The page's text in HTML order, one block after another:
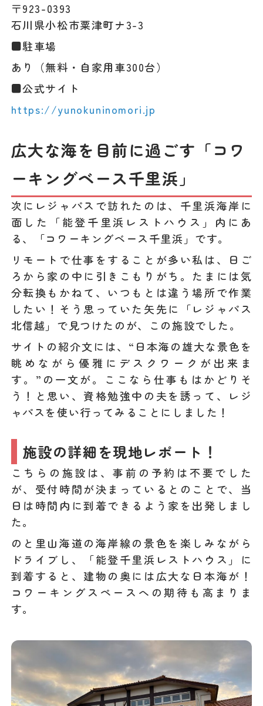
〒923-0393
石川県小松市粟津町ナ3-3
■駐車場
あり（無料・自家用車300台）
■公式サイト
https://yunokuninomori.jp
広大な海を目前に過ごす「コワ
ーキングベース千里浜」
次にレジャパスで訪れたのは、千里浜海岸に
面した「能登千里浜レストハウス」内にあ
る、「コワーキングベース千里浜」です。
リモートで仕事をすることが多い私は、日ご
ろから家の中に引きこもりがち。たまには気
分転換もかねて、いつもとは違う場所で作業
したい！そう思っていた矢先に「レジャパス
北信越」で見つけたのが、この施設でした。
サイトの紹介文には、“日本海の雄大な景色を
眺めながら優雅にデスクワークが出来ま
す。”の一文が。ここなら仕事もはかどりそ
う！と思い、資格勉強中の夫を誘って、レジ
ャパスを使い行ってみることにしました！
施設の詳細を現地レポート！
こちらの施設は、事前の予約は不要でした
が、受付時間が決まっているとのことで、当
日は時間内に到着できるよう家を出発しまし
た。
のと里山海道の海岸線の景色を楽しみながら
ドライブし、「能登千里浜レストハウス」に
到着すると、建物の奥には広大な日本海が！
コワーキングスペースへの期待も高まりま
す。